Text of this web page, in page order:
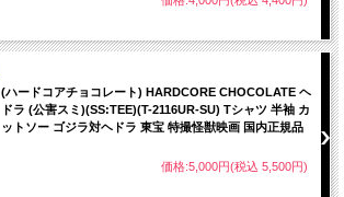
(ハードコアチョコレート) HARDCORE CHOCOLATE ヘ
ドラ (公害スミ)(SS:TEE)(T-2116UR-SU) Tシャツ 半袖 カ
ットソー ゴジラ対ヘドラ 東宝 特撮怪獣映画 国内正規品
価格:5,000円(税込 5,500円)